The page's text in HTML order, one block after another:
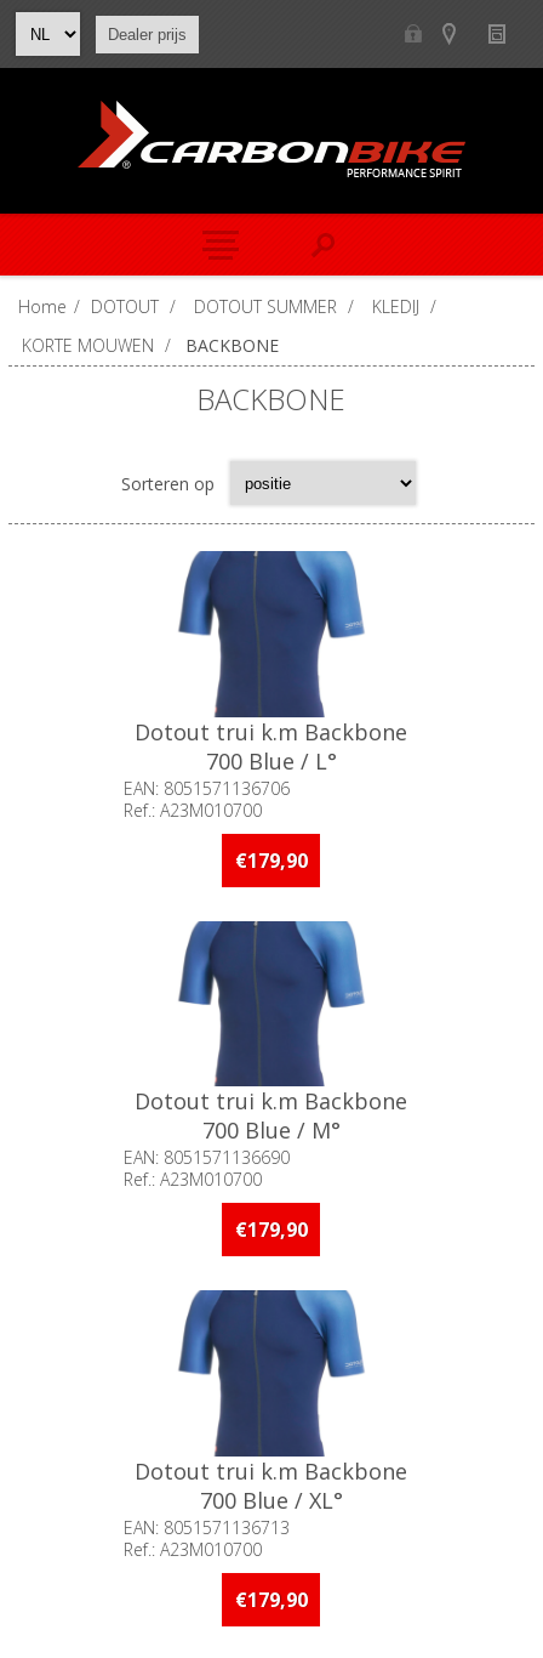
Dealer prijs
Home / DOTOUT / DOTOUT SUMMER / KLEDIJ /
KORTE MOUWEN / BACKBONE
BACKBONE
Sorteren op
Dotout trui k.m Backbone
700 Blue / L°
EAN: 8051571136706
Ref.: A23M010700
Beschikbaarheid:: Minder dan 5
stuks op voorraad
€179,90
Dotout trui k.m Backbone
700 Blue / M°
EAN: 8051571136690
Ref.: A23M010700
Beschikbaarheid:: Minder dan 5
stuks op voorraad
€179,90
Dotout trui k.m Backbone
700 Blue / XL°
EAN: 8051571136713
Ref.: A23M010700
Beschikbaarheid:: Minder dan 5
stuks op voorraad
€179,90